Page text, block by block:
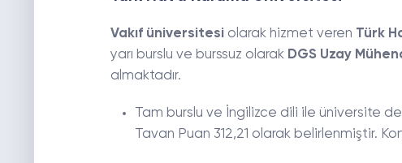
Vakıf üniversitesiolarak hizmet veren Türk
yarı burslu ve burssuz olarak DGS Uzay
almaktadır.
Tam burslu ve İngilizce dili ile üniversite de
Tavan Puan 312,21 olarak belirlenmiştir.